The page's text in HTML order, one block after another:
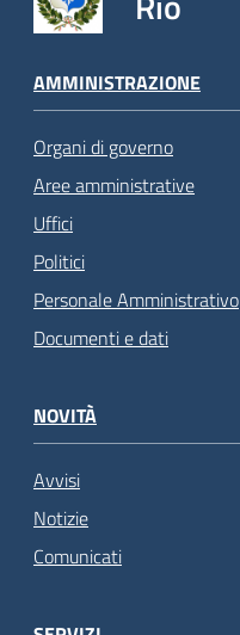
AMMINISTRAZIONE
Organi di governo
Aree amministrative
Uffici
Politici
Personale Amministrativo
Documenti e dati
NOVITÀ
Avvisi
Notizie
Comunicati